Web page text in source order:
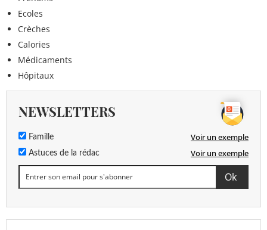
Ecoles
Crèches
Calories
Médicaments
Hôpitaux
NEWSLETTERS
Famille Voir un exemple
Astuces de la rédac Voir un exemple